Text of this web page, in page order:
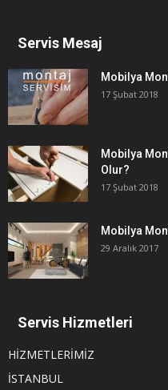
Servis Mesaj
Mobilya
17 Şubat 2018
Mobilya
Olur?
17 Şubat 2018
Mobilya
29 Aralık 2017
Servis Hizmetleri
HİZMETLERİMİZ
İSTANBUL